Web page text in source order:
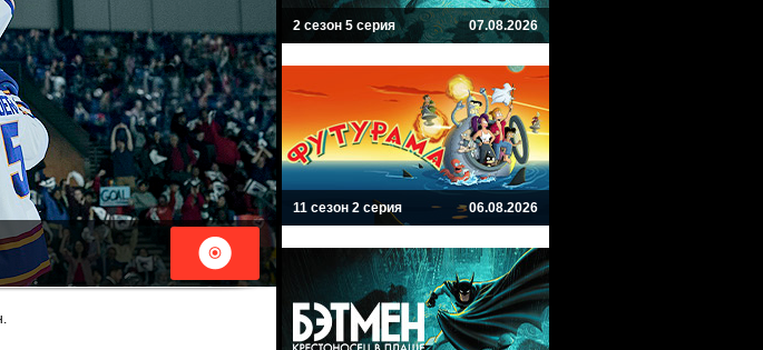
2 сезон 5 серия 07.08.2026
11 сезон 2 серия 06.08.2026